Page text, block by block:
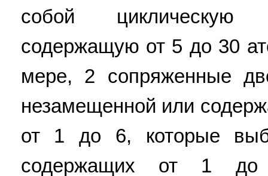
собой циклическую
содержащую от 5 до 30
мере, 2 сопряженные
незамещенной или
от 1 до 6, которые
содержащих от 1 до